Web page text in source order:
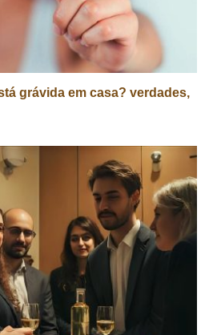
grávida em casa? verdades,